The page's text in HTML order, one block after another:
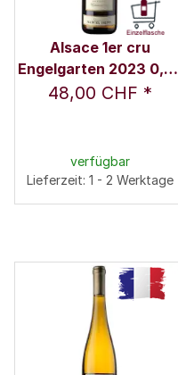
Alsace 1er cru
Engelgarten 2023 0,75
l - Domaine Marcel
48,00 CHF *
verfügbar
Lieferzeit: 1 - 2 Werktage